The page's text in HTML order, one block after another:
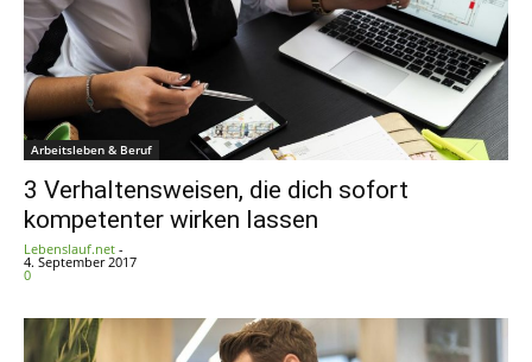
Arbeitsleben & Beruf
3 Verhaltensweisen, die dich sofort
kompetenter wirken lassen
Lebenslauf.net -
4. September 2017
0